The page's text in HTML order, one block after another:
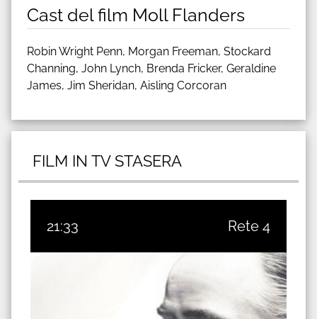
Cast del film Moll Flanders
Robin Wright Penn, Morgan Freeman, Stockard
Channing, John Lynch, Brenda Fricker, Geraldine
James, Jim Sheridan, Aisling Corcoran
FILM IN TV STASERA
21:33 Rete 4